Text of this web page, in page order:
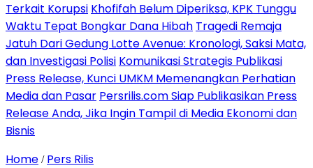
Terkait Korupsi Khofifah Belum Diperiksa, KPK Tunggu
Waktu Tepat Bongkar Dana Hibah Tragedi Remaja
Jatuh Dari Gedung Lotte Avenue: Kronologi, Saksi Mata,
dan Investigasi Polisi Komunikasi Strategis Publikasi
Press Release, Kunci UMKM Memenangkan Perhatian
Media dan Pasar Persrilis.com Siap Publikasikan Press
Release Anda, Jika Ingin Tampil di Media Ekonomi dan
Bisnis
Home / Pers Rilis